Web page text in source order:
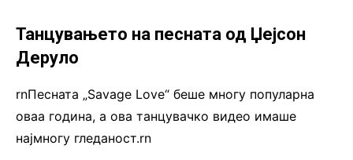
Танцувањето на песната од Џејсон
Деруло
rnПесната „Savage Love“ беше многу популарна
оваа година, а ова танцувачко видео имаше
најмногу гледаност.rn